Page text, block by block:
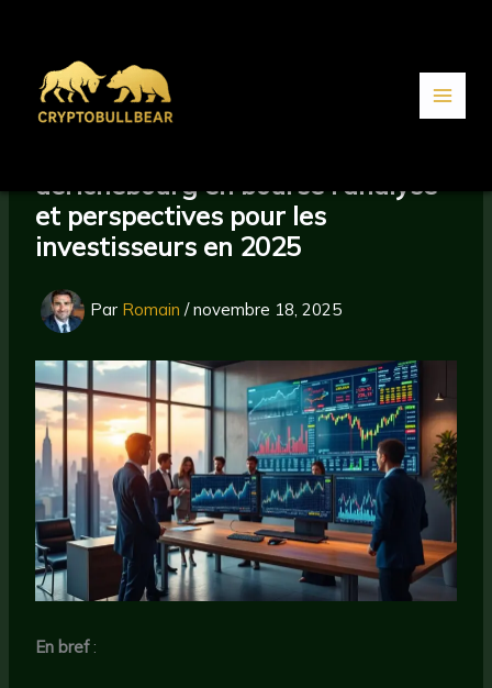
derichebourg en bourse : analyse
et perspectives pour les
investisseurs en 2025
Par Romain/novembre 18, 2025
En bref: